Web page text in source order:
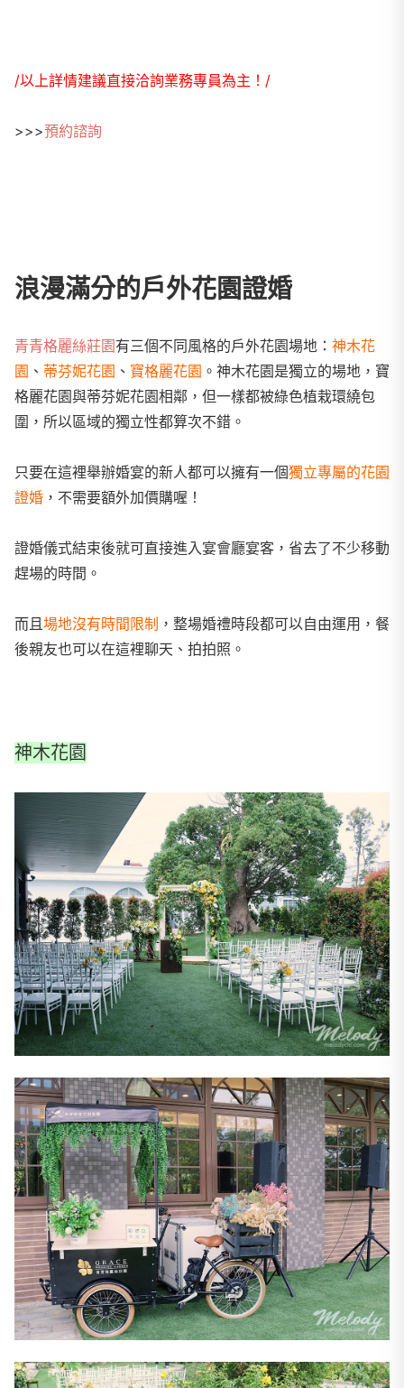
/以上詳情建議直接洽詢業務專員為主！/
>>>預約諮詢
浪漫滿分的戶外花園證婚
青青格麗絲莊園有三個不同風格的戶外花園場地： 神木花
園 、 蒂芬妮花園 、 寶格麗花園 。神木花園是獨立的場地，寶
格麗花園與蒂芬妮花園相鄰，但一樣都被綠色植栽環繞包
圍，所以區域的獨立性都算次不錯。
只要在這裡舉辦婚宴的新人都可以擁有一個獨立專屬的花園
證婚 ，不需要額外加價購喔！
證婚儀式結束後就可直接進入宴會廳宴客，省去了不少移動
趕場的時間。
而且場地沒有時間限制 ，整場婚禮時段都可以自由運用，餐
後親友也可以在這裡聊天、拍拍照。
神木花園